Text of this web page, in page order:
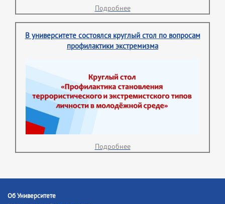
Подробнее
В университете состоялся круглый стол по вопросам
профилактики экстремизма
Подробнее
Об Университете